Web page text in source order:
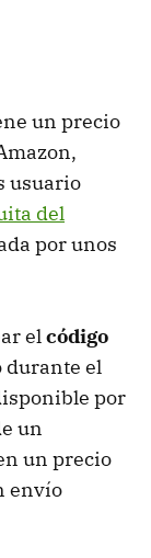
un precio
usuario
del
por unos
elcódigo
durante el
por
un
un precio
envío